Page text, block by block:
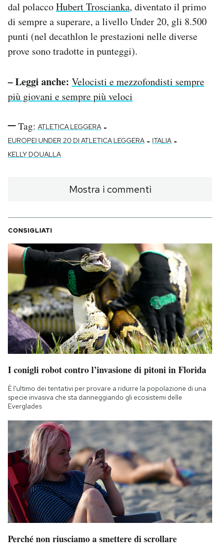
dal polaccoHubert Troscianka, diventato il primo
di sempre a superare, a livello Under 20, gli 8.500
punti (nel decathlon le prestazioni nelle diverse
prove sono tradotte in punteggi).
– Leggi anche: Velocisti e mezzofondisti sempre
più giovani e sempre più veloci
Tag: ATLETICA LEGGERA -
EUROPEI UNDER 20 DI ATLETICA LEGGERA - ITALIA -
KELLY DOUALLA
Mostra i commenti
CONSIGLIATI
I conigli robot contro l’invasione di pitoni in Florida
È l'ultimo dei tentativi per provare a ridurre la popolazione di una
specie invasiva che sta danneggiando gli ecosistemi delle
Everglades
Perché non riusciamo a smettere di scrollare